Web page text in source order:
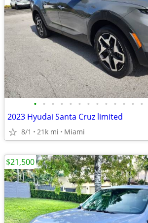
• • • • • • • • • • • • •
2023 Hyudai Santa Cruz limited
8/1 21k mi Miami
$21,500